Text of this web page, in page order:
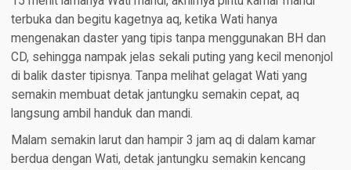
terbuka dan begitu kagetnya aq, ketika Wati hanya
mengenakan daster yang tipis tanpa menggunakan BH dan
CD, sehingga nampak jelas sekali puting yang kecil menonjol
di balik daster tipisnya. Tanpa melihat gelagat Wati yang
semakin membuat detak jantungku semakin cepat, aq
langsung ambil handuk dan mandi.
Malam semakin larut dan hampir 3 jam aq di dalam kamar
berdua dengan Wati, detak jantungku semakin kencang